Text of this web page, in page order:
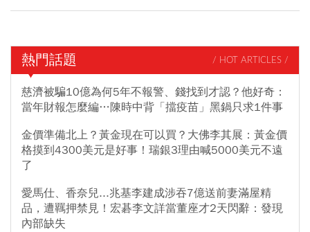
熱門話題 / HOT ARTICLES /
慈濟被騙10億為何5年不報警、錢找到才認？他好奇：
當年財報怎麼編…陳時中背「擋疫苗」黑鍋只求1件事
金價準備北上？黃金現在可以買？大佛李其展：黃金價
格摸到4300美元是好事！瑞銀3理由喊5000美元不遠
了
愛馬仕、香奈兒...兆基李建成涉吞7億送前妻滿屋精
品，遭羈押禁見！宏碁李文詳當董座才2天閃辭：發現
內部缺失